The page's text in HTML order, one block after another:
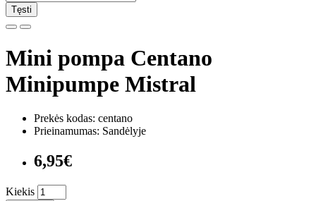
Tęsti
Mini pompa Centano
Minipumpe Mistral
Prekės kodas: centano
Prieinamumas: Sandėlyje
6,95€
Kiekis